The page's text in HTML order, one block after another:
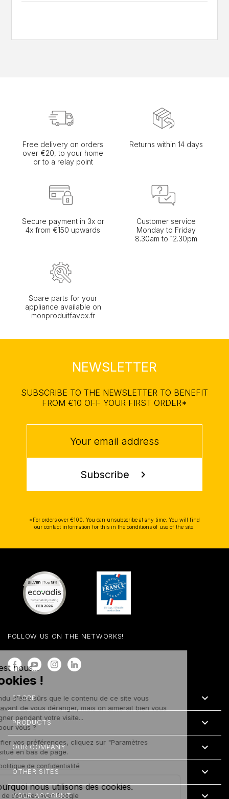
Free delivery on orders
over €20, to your home
or to a relay point
Returns within 14 days
Secure payment in 3x or
4x from €150 upwards
Customer service
Monday to Friday
8.30am to 12.30pm
Spare parts for your
appliance available on
monproduitfavex.fr
NEWSLETTER
SUBSCRIBE TO THE NEWSLETTER TO BENEFIT
FROM €10 OFF YOUR FIRST ORDER*
Subscribe chevron_right
*For orders over €100. You can unsubscribe at any time. You will find
our contact information for this in the conditions of use of the site.
STORE 
PRODUCTS 
OUR COMPANY 
OTHER SITES 
YOUR ACCOUNT 
FOLLOW US ON THE NETWORKS!
FacebookYouTubeInstagram